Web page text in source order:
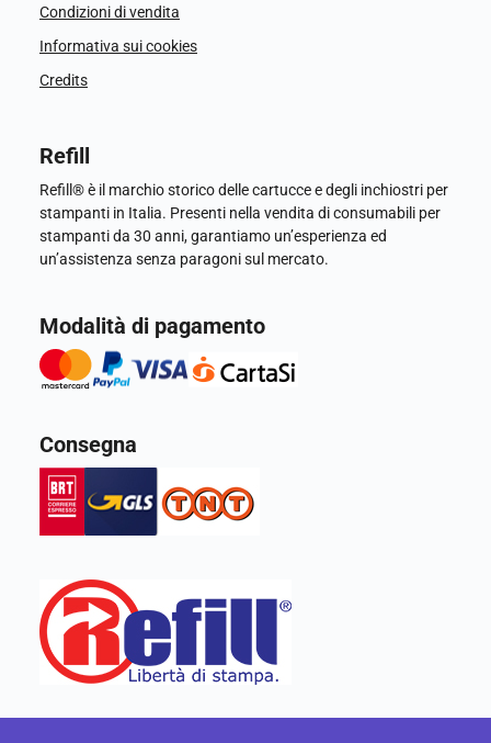
Condizioni di vendita
Informativa sui cookies
Credits
Refill
Refill® è il marchio storico delle cartucce e degli inchiostri per
stampanti in Italia. Presenti nella vendita di consumabili per
stampanti da 30 anni, garantiamo un’esperienza ed
un’assistenza senza paragoni sul mercato.
Modalità di pagamento
Consegna